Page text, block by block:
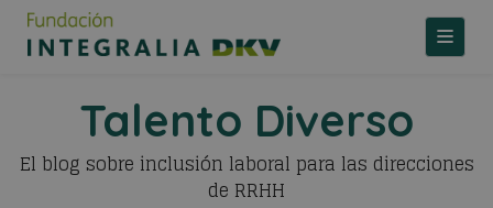
Talento Diverso
El blog sobre inclusión laboral para las direcciones
de RRHH